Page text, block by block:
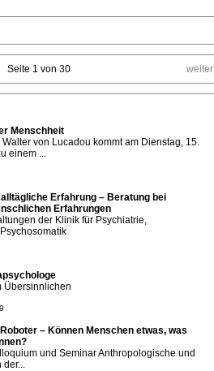
Seite 1 von 30 weiter
Menschheit
von Lucadou kommt am Dienstag, 15.
einem ...
Erfahrung – Beratung bei
Erfahrungen
der Klinik für Psychiatrie,
Übersinnlichen
– Können Menschen etwas, was
und Seminar Anthropologische und
der...